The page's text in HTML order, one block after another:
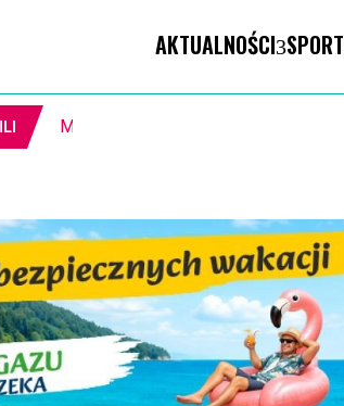
AKTUALNOŚCI SPORT
MIASTO. Znika kebabowy ,,pałacyk”